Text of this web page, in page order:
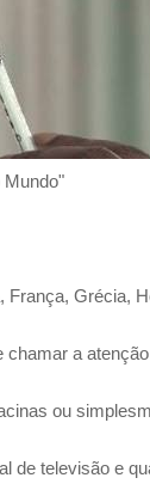
Mundo"
Grécia,
a
ou
televisão e